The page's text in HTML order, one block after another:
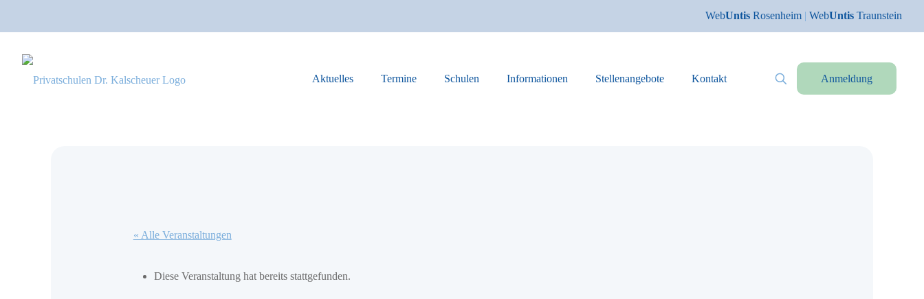
WebUntis Rosenheim | WebUntis Traunstein
Aktuelles Termine Schulen Informationen Stellenangebote Kontakt Anmeldung
« Alle Veranstaltungen
Diese Veranstaltung hat bereits stattgefunden.